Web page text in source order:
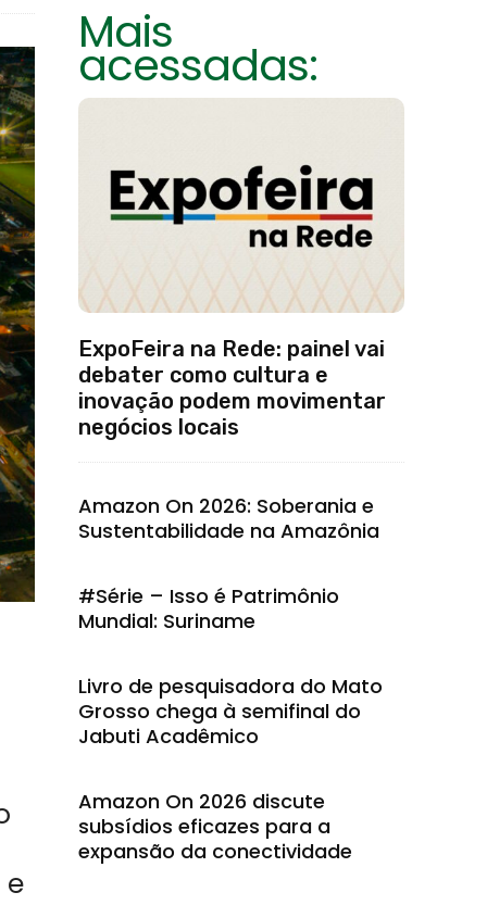
Mais
acessadas:
ExpoFeira na Rede: painel vai
debater como cultura e
inovação podem movimentar
negócios locais
Amazon On 2026: Soberania e
Sustentabilidade na Amazônia
#Série – Isso é Patrimônio
Mundial: Suriname
Livro de pesquisadora do Mato
Grosso chega à semifinal do
Jabuti Acadêmico
Amazon On 2026 discute
subsídios eficazes para a
expansão da conectividade